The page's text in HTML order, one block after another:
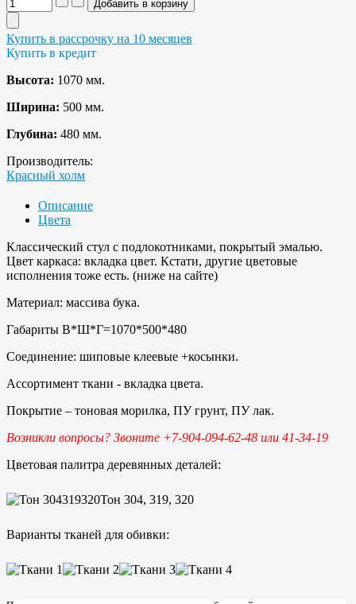
Купить в рассрочку на 10 месяцев
Купить в кредит
Высота: 1070 мм.
Ширина: 500 мм.
Глубина: 480 мм.
Производитель:
Красный холм
Описание
Цвета
Классический стул с подлокотниками, покрытый эмалью.
Цвет каркаса: вкладка цвет. Кстати, другие цветовые
исполнения тоже есть. (ниже на сайте)
Материал: массива бука.
Габариты В*Ш*Г=1070*500*480
Соединение: шиповые клеевые +косынки.
Ассортимент ткани - вкладка цвета.
Покрытие – тоновая морилка, ПУ грунт, ПУ лак.
Возникли вопросы? Звоните +7-904-094-62-48 или 41-34-19
Цветовая палитра деревянных деталей:
Тон 304, 319, 320
Варианты тканей для обивки: